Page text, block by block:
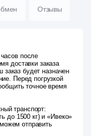
Отзывы
после
доставки заказа
заказ будет назначен
Перед погрузкой
точное время
транспорт:
до 1500 кг) и «Ивеко»
отправить